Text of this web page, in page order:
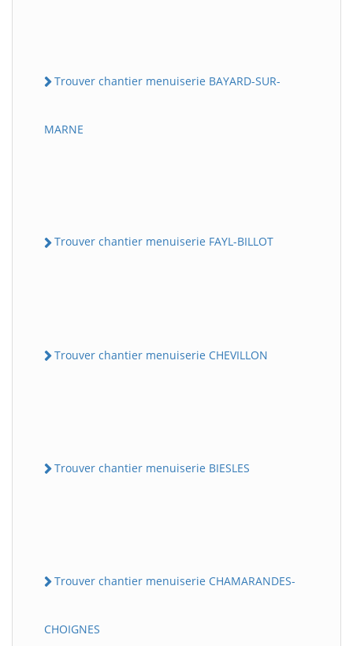
Trouver chantier menuiserie BAYARD-SUR-
MARNE
Trouver chantier menuiserie FAYL-BILLOT
Trouver chantier menuiserie CHEVILLON
Trouver chantier menuiserie BIESLES
Trouver chantier menuiserie CHAMARANDES-
CHOIGNES